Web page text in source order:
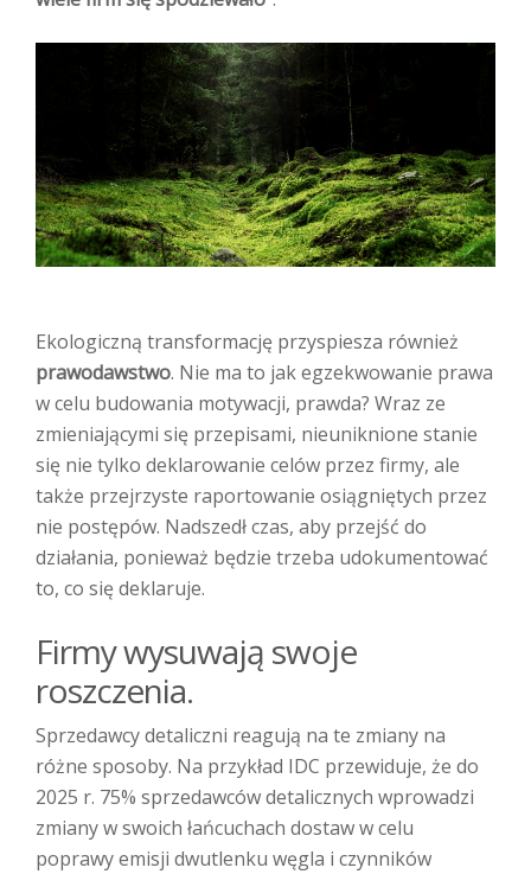
Ekologiczną transformację przyspiesza również
prawodawstwo. Nie ma to jak egzekwowanie prawa
w celu budowania motywacji, prawda? Wraz ze
zmieniającymi się przepisami, nieuniknione stanie
się nie tylko deklarowanie celów przez firmy, ale
także przejrzyste raportowanie osiągniętych przez
nie postępów. Nadszedł czas, aby przejść do
działania, ponieważ będzie trzeba udokumentować
to, co się deklaruje.
Firmy wysuwają swoje
roszczenia.
Sprzedawcy detaliczni reagują na te zmiany na
różne sposoby. Na przykład IDC przewiduje, że do
2025 r. 75% sprzedawców detalicznych wprowadzi
zmiany w swoich łańcuchach dostaw w celu
poprawy emisji dwutlenku węgla i czynników